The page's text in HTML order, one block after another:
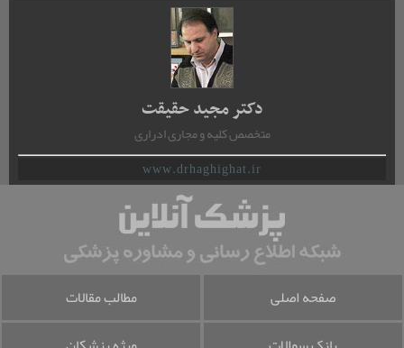
دکتر مجید حقیقت
متخصص کلیه و مجاری ادراری
www.drhaghighat.ir
صفحه اصلی
مطالب مقالات